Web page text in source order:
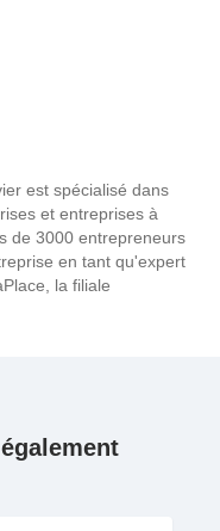
est spécialisé dans
et entreprises à
de 3000 entrepreneurs
en tant qu'expert
la filiale